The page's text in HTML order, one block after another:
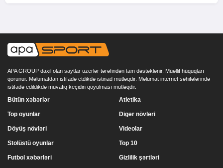
APA GROUP daxil olan saytlar uzerlər tərəfindən tam dəstəklənir. Müəllif hüquqları
qorunur. Məlumatdan istifadə etdikdə istinad mütləqdir. Məlumat internet səhifələrində
istifadə edildikdə müvafiq keçidin qoyulması mütləqdir.
Bütün xəbərlər
Top oyunlar
Döyüş növləri
Stolüstü oyunlar
Atletika
Digər növləri
Videolar
Top 10
Futbol xəbərləri Gizlilik şərtləri